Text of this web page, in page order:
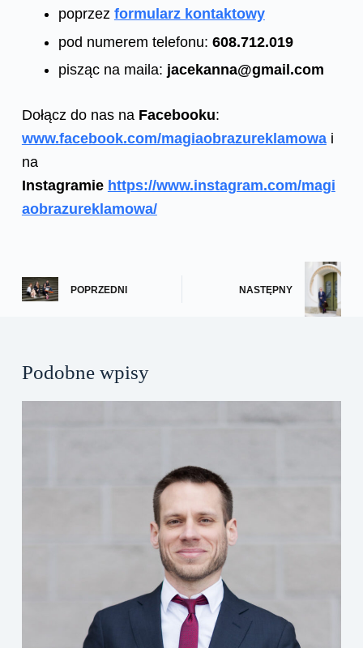
poprzez formularz kontaktowy
pod numerem telefonu: 608.712.019
pisząc na maila: jacekanna@gmail.com
Dołącz do nas na Facebooku:
www.facebook.com/magiaobrazureklamowai
na
Instagramie https://www.instagram.com/magi
aobrazureklamowa/
POPRZEDNI NASTĘPNY
Podobne wpisy